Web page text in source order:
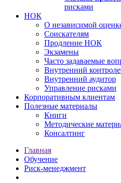
рисками
НОК
О независимой
Соискателям
Продление НОК
Экзамены
Часто задаваемые
Внутренний
Внутренний аудитор
Управление рисками
Корпоративным клиентам
Полезные материалы
Книги
Методические
Консалтинг
Главная
Обучение
Риск-менеджмент